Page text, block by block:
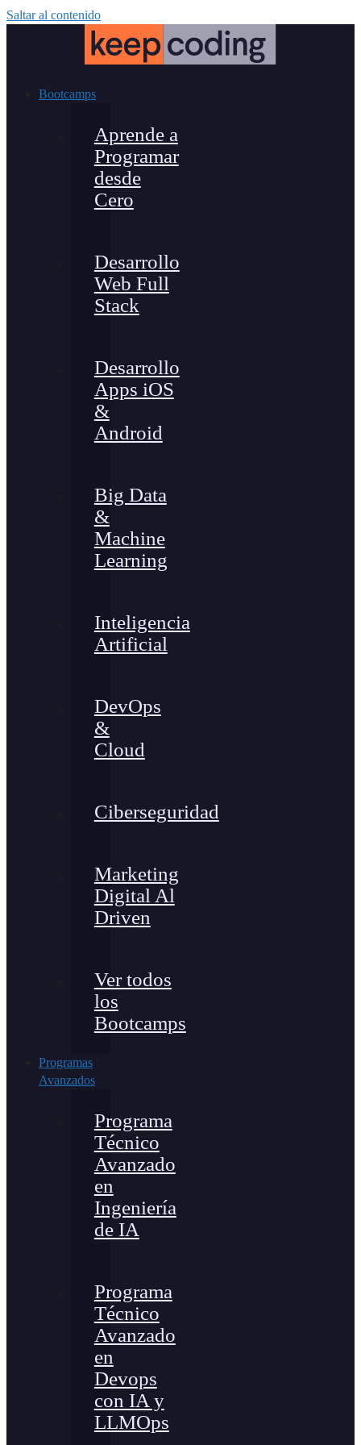
Saltar al contenido
Bootcamps
Aprende a
Programar
desde
Cero
Desarrollo
Web Full
Stack
Desarrollo
Apps iOS
&
Android
Big Data
&
Machine
Learning
Inteligencia
Artificial
DevOps
&
Cloud
Ciberseguridad
Marketing
Digital Al
Driven
Ver todos
los
Bootcamps
Programas
Avanzados
Programa
Técnico
Avanzado
en
Ingeniería
de IA
Programa
Técnico
Avanzado
en
Devops
con IA y
LLMOps